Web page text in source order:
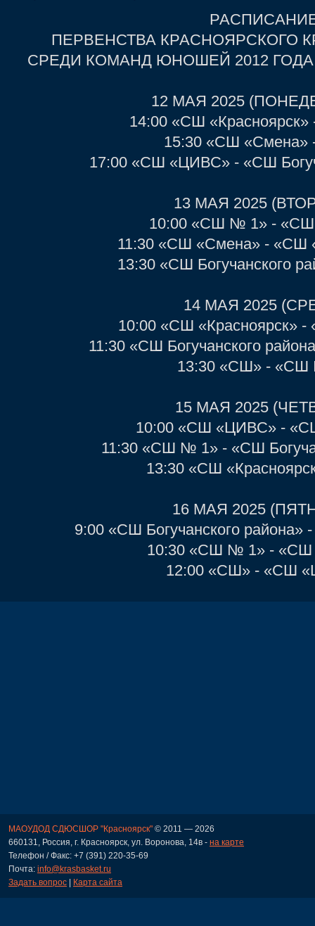
ПЕРВЕНСТВА КРАСНОЯРСКОГО
СРЕДИ КОМАНД ЮНОШЕЙ 2012
12 МАЯ 2025
14:00 «СШ
15:30 «СШ «Смена»
17:00 «СШ «ЦИВС» - «СШ
13 МАЯ 2025
10:00 «СШ № 1» -
11:30 «СШ «Смена» - «СШ
13:30 «СШ Богучанского
14 МАЯ 2025
10:00 «СШ «Красноярск»
11:30 «СШ Богучанского
13:30 «СШ» -
15 МАЯ 2025
10:00 «СШ «ЦИВС» -
11:30 «СШ № 1» - «СШ
13:30 «СШ
16 МАЯ 2025
9:00 «СШ Богучанского района»
10:30 «СШ № 1» - «СШ
12:00 «СШ» - «СШ
МАОУДОД СДЮСШОР "Красноярск" © 2011 — 2026
660131, Россия, г. Красноярск, ул. Воронова, 14в - на карте
Телефон / Факс: +7 (391) 220-35-69
Почта: info@krasbasket.ru
Задать вопрос | Карта сайта